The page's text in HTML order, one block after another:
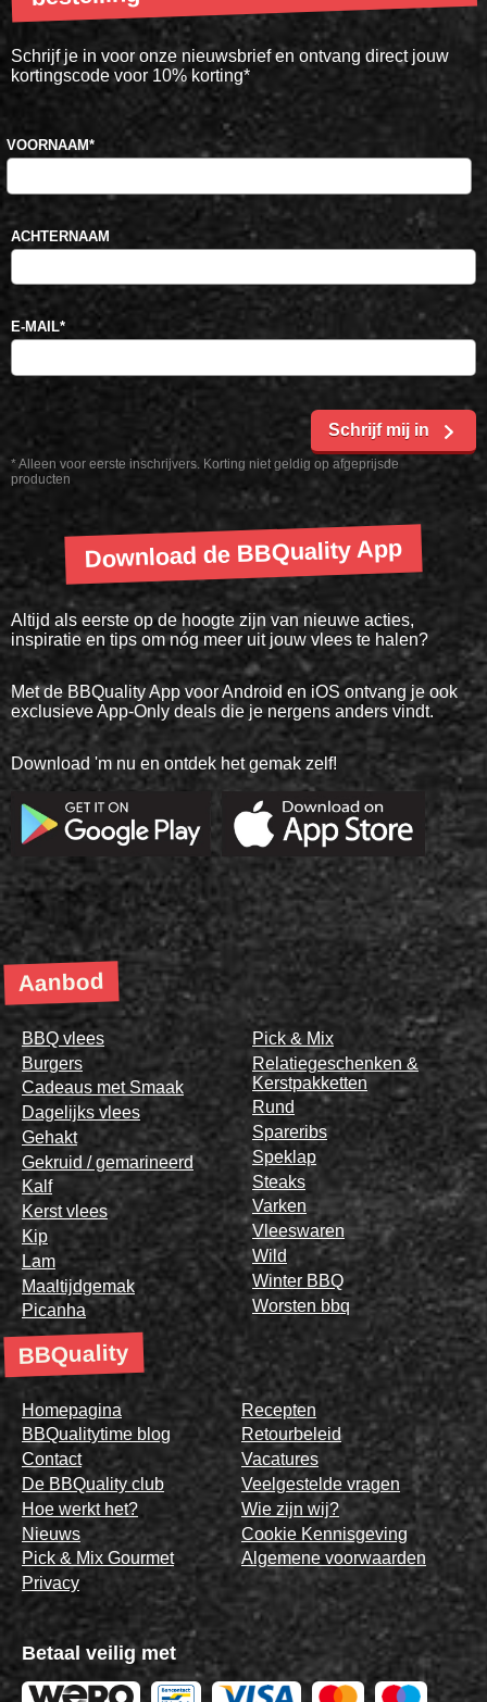
Schrijf je in voor onze nieuwsbrief en ontvang direct jouw
kortingscode voor 10% korting*
* Alleen voor eerste inschrijvers. Korting niet geldig op afgeprijsde
producten
VOORNAAM*
ACHTERNAAM
E-MAIL*
Schrijf mij in
Download de BBQuality App
Altijd als eerste op de hoogte zijn van nieuwe acties,
inspiratie en tips om nóg meer uit jouw vlees te halen?
Met de BBQuality App voor Android en iOS ontvang je ook
exclusieve App-Only deals die je nergens anders vindt.
Download 'm nu en ontdek het gemak zelf!
Aanbod
BBQ vlees
Burgers
Cadeaus met Smaak
Dagelijks vlees
Gehakt
Gekruid / gemarineerd
Kalf
Kerst vlees
Kip
Lam
Maaltijdgemak
Picanha
Pick & Mix
Relatiegeschenken &
Kerstpakketten
Rund
Spareribs
Speklap
Steaks
Varken
Vleeswaren
Wild
Winter BBQ
Worsten bbq
BBQuality
Homepagina
BBQualitytime blog
Contact
De BBQuality club
Hoe werkt het?
Nieuws
Pick & Mix Gourmet
Privacy
Recepten
Retourbeleid
Vacatures
Veelgestelde vragen
Wie zijn wij?
Cookie Kennisgeving
Algemene voorwaarden
Betaal veilig met